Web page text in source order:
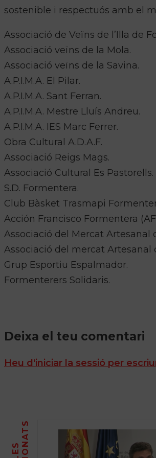
sostenible i respectuós amb el
Associació de Veïns de l’Illa de
Associació veïns de la Mola.
Associació veïns de la Savina.
A.P.I.M.A. El Pilar.
A.P.I.M.A. Sant Ferran.
A.P.I.M.A. Mestre Lluís Andreu.
A.P.I.M.A. IES Marc Ferrer.
Obra Cultural A.D.A.F.
Associació Reigs Mags.
Associació Cultural Es Pastorells.
S.D. Formentera.
Club Bàsket Trasmapi
Acción Francisco Formentera
Associació del Mercat Artesanal
Associació del mercat Artesanal
Grup Esportiu Espalmador.
Formenterers Solidaris.
Deixa el teu comentari
Heu d'iniciar la sessió per